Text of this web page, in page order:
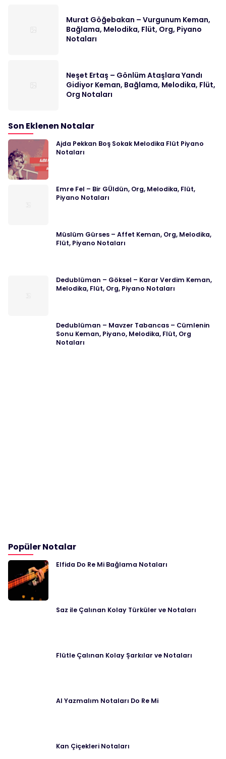
Murat Göğebakan – Vurgunum Keman,
Bağlama, Melodika, Flüt, Org, Piyano
Notaları
Neşet Ertaş – Gönlüm Ataşlara Yandı
Gidiyor Keman, Bağlama, Melodika, Flüt,
Org Notaları
Son Eklenen Notalar
Ajda Pekkan Boş Sokak Melodika Flüt Piyano
Notaları
Emre Fel – Bir GÜldün, Org, Melodika, Flüt,
Piyano Notaları
Müslüm Gürses – Affet Keman, Org, Melodika,
Flüt, Piyano Notaları
Dedublüman – Göksel – Karar Verdim Keman,
Melodika, Flüt, Org, Piyano Notaları
Dedublüman – Mavzer Tabancas – Cümlenin
Sonu Keman, Piyano, Melodika, Flüt, Org
Notaları
Popüler Notalar
Elfida Do Re Mi Bağlama Notaları
Saz ile Çalınan Kolay Türküler ve Notaları
Flütle Çalınan Kolay Şarkılar ve Notaları
Al Yazmalım Notaları Do Re Mi
Kan Çiçekleri Notaları